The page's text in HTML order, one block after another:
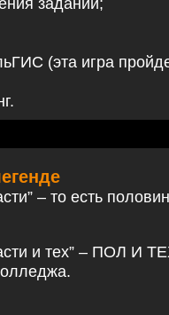
заданий;
(эта игра
– то есть
и тех” – ПОЛ И